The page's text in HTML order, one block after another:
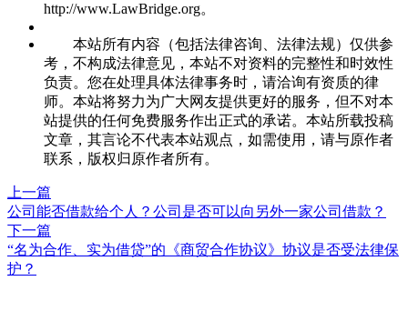
http://www.LawBridge.org。
本站所有内容（包括法律咨询、法律法规）仅供参
考，不构成法律意见，本站不对资料的完整性和时效性
负责。您在处理具体法律事务时，请洽询有资质的律
师。本站将努力为广大网友提供更好的服务，但不对本
站提供的任何免费服务作出正式的承诺。本站所载投稿
文章，其言论不代表本站观点，如需使用，请与原作者
联系，版权归原作者所有。
上一篇
公司能否借款给个人？公司是否可以向另外一家公司借款？
下一篇
“名为合作、实为借贷”的《商贸合作协议》协议是否受法律保
护？